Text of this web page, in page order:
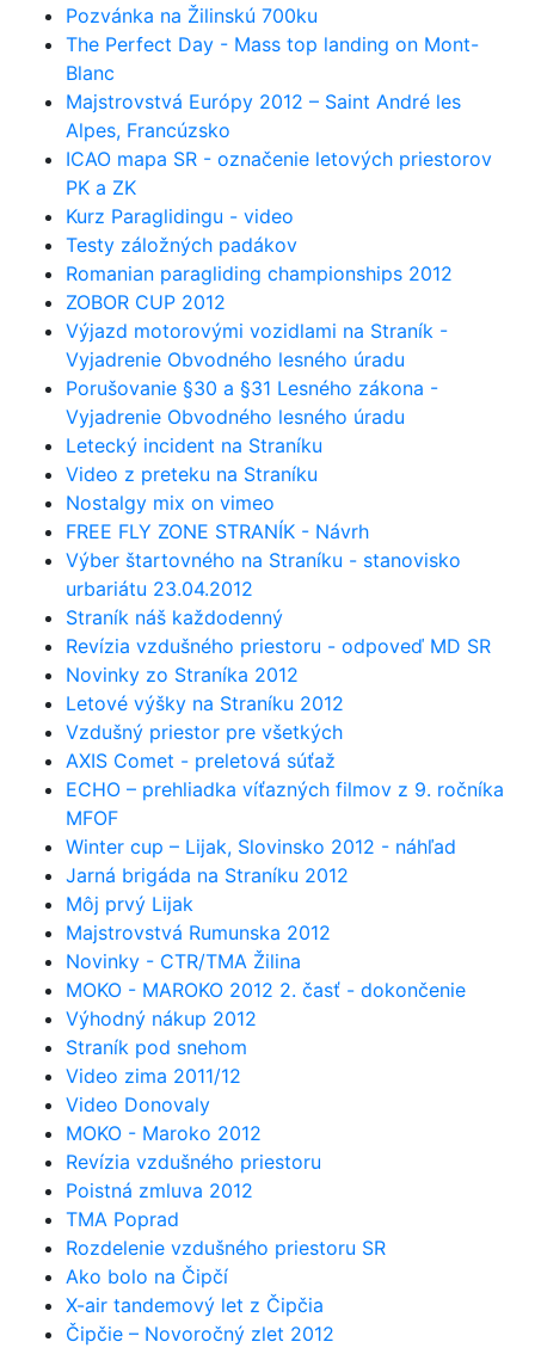
Pozvánka na Žilinskú 700ku
The Perfect Day - Mass top landing on Mont-
Blanc
Majstrovstvá Európy 2012 – Saint André les
Alpes, Francúzsko
ICAO mapa SR - označenie letových priestorov
PK a ZK
Kurz Paraglidingu - video
Testy záložných padákov
Romanian paragliding championships 2012
ZOBOR CUP 2012
Výjazd motorovými vozidlami na Straník -
Vyjadrenie Obvodného lesného úradu
Porušovanie §30 a §31 Lesného zákona -
Vyjadrenie Obvodného lesného úradu
Letecký incident na Straníku
Video z preteku na Straníku
Nostalgy mix on vimeo
FREE FLY ZONE STRANÍK - Návrh
Výber štartovného na Straníku - stanovisko
urbariátu 23.04.2012
Straník náš každodenný
Revízia vzdušného priestoru - odpoveď MD SR
Novinky zo Straníka 2012
Letové výšky na Straníku 2012
Vzdušný priestor pre všetkých
AXIS Comet - preletová súťaž
ECHO – prehliadka víťazných filmov z 9. ročníka
MFOF
Winter cup – Lijak, Slovinsko 2012 - náhľad
Jarná brigáda na Straníku 2012
Môj prvý Lijak
Majstrovstvá Rumunska 2012
Novinky - CTR/TMA Žilina
MOKO - MAROKO 2012 2. časť - dokončenie
Výhodný nákup 2012
Straník pod snehom
Video zima 2011/12
Video Donovaly
MOKO - Maroko 2012
Revízia vzdušného priestoru
Poistná zmluva 2012
TMA Poprad
Rozdelenie vzdušného priestoru SR
Ako bolo na Čipčí
X-air tandemový let z Čipčia
Čipčie – Novoročný zlet 2012